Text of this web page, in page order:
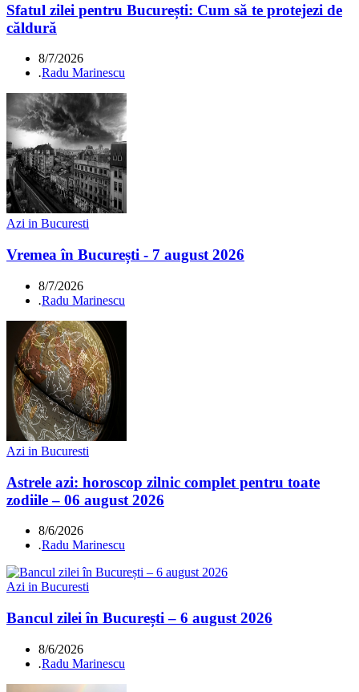
Sfatul zilei pentru București: Cum să te protejezi de
căldură
8/7/2026
.Radu Marinescu
Azi in Bucuresti
Vremea în București - 7 august 2026
8/7/2026
.Radu Marinescu
Azi in Bucuresti
Astrele azi: horoscop zilnic complet pentru toate
zodiile – 06 august 2026
8/6/2026
.Radu Marinescu
Azi in Bucuresti
Bancul zilei în București – 6 august 2026
8/6/2026
.Radu Marinescu